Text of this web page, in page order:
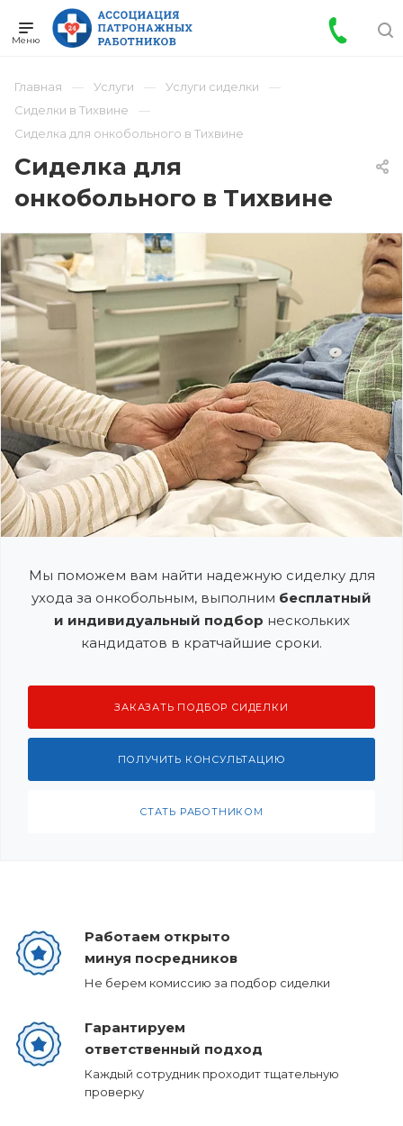
Главная Услуги
Услуги сиделки
Сиделки в Тихвине
Сиделка для онкобольного в Тихвине
Сиделка для
онкобольного в Тихвине
Мы поможем вам найти надежную сиделку для
ухода за онкобольным, выполним бесплатный
и индивидуальный подбор нескольких
кандидатов в кратчайшие сроки.
ЗАКАЗАТЬ ПОДБОР СИДЕЛКИ
ПОЛУЧИТЬ КОНСУЛЬТАЦИЮ
СТАТЬ РАБОТНИКОМ
Работаем открыто
минуя посредников
Не берем комиссию за подбор сиделки
Гарантируем
ответственный подход
Каждый сотрудник проходит тщательную
проверку